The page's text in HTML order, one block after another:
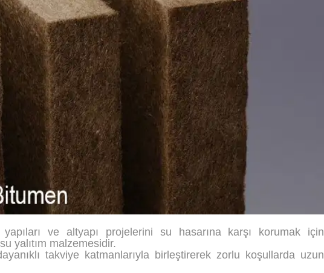
ve altyapı projelerini su hasarına karşı korumak için
yalıtım malzemesidir.
takviye katmanlarıyla birleştirerek zorlu koşullarda uzun